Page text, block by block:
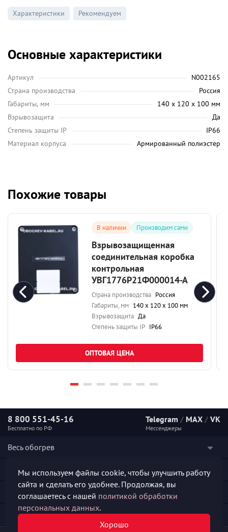
Характеристики Рекомендуем
Основные характеристики
Артикул
N002165
Страна производства
Россия
Габариты, мм
140 х 120 х 100 мм
Взрывозащита
Да
Степень защиты IP
IP66
Материал корпуса
Армированный полиэстер
Похожие товары
В наличии Производим сами
Взрывозащищенная
соединительная коробка
контрольная
УВГ1776Р21Ф000014-А
Страна производства Россия
Габариты, мм 140 х 120 х 100 мм
Взрывозащита Да
Степень защиты IP IP66
ОПТОВАЯ ЦЕНА
8 800 551-45-16
Бесплатно по РФ
Telegram / MAX / VK
Мессенджеры
Весь обогрев
Наши услуги
Полезная информация
Мы используем файлы cookie, чтобы улучшить работу
сайта и сделать его удобнее. Продолжая, вы
соглашаетесь с нашей политикой обработки
персональных данных.
Хорошо